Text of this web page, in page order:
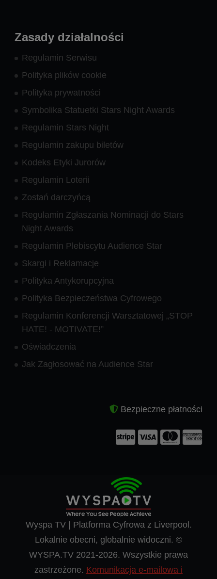
Zasady działalności
Regulamin Serwisu
Polityka plików cookie
Polityka prywatności
Symbolika Statuetki Stars Night Awards
Regulamin Stars Night
Regulamin zakupu biletów
Kodeks Etyki Jurorów
Regulamin Loterii
Zostań darczyńcą
Regulamin Zgłaszania Nominacji do Stars
Night Awards
Regulamin Plebiscytu Audience Star
Skargi i Reklamacje
Polityka Antykorupcyjna
Polityka Bezpieczeństwa Cyfrowego
Regulamin Konferencji Warsztatowej „STOP
HATE! - MOTIVATE!”
Oświadczenia
Jak Zagłosować na Audience Star
Bezpieczne płatności
Wyspa TV | Platforma Cyfrowa z Liverpool.
Lokalnie obecni, globalnie widoczni. ©
WYSPA.TV 2021-2026. Wszystkie prawa
zastrzeżone. Komunikacja e-mailowa i